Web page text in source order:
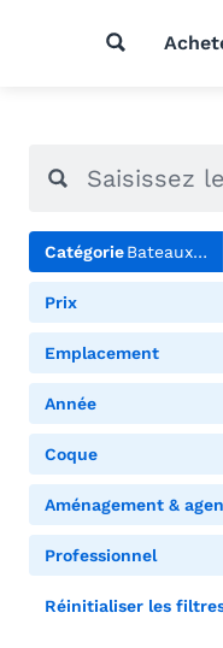
CatégorieBateaux à
Prix
Emplacement
Année
Coque
Aménagement &
Professionnel
Réinitialiser les